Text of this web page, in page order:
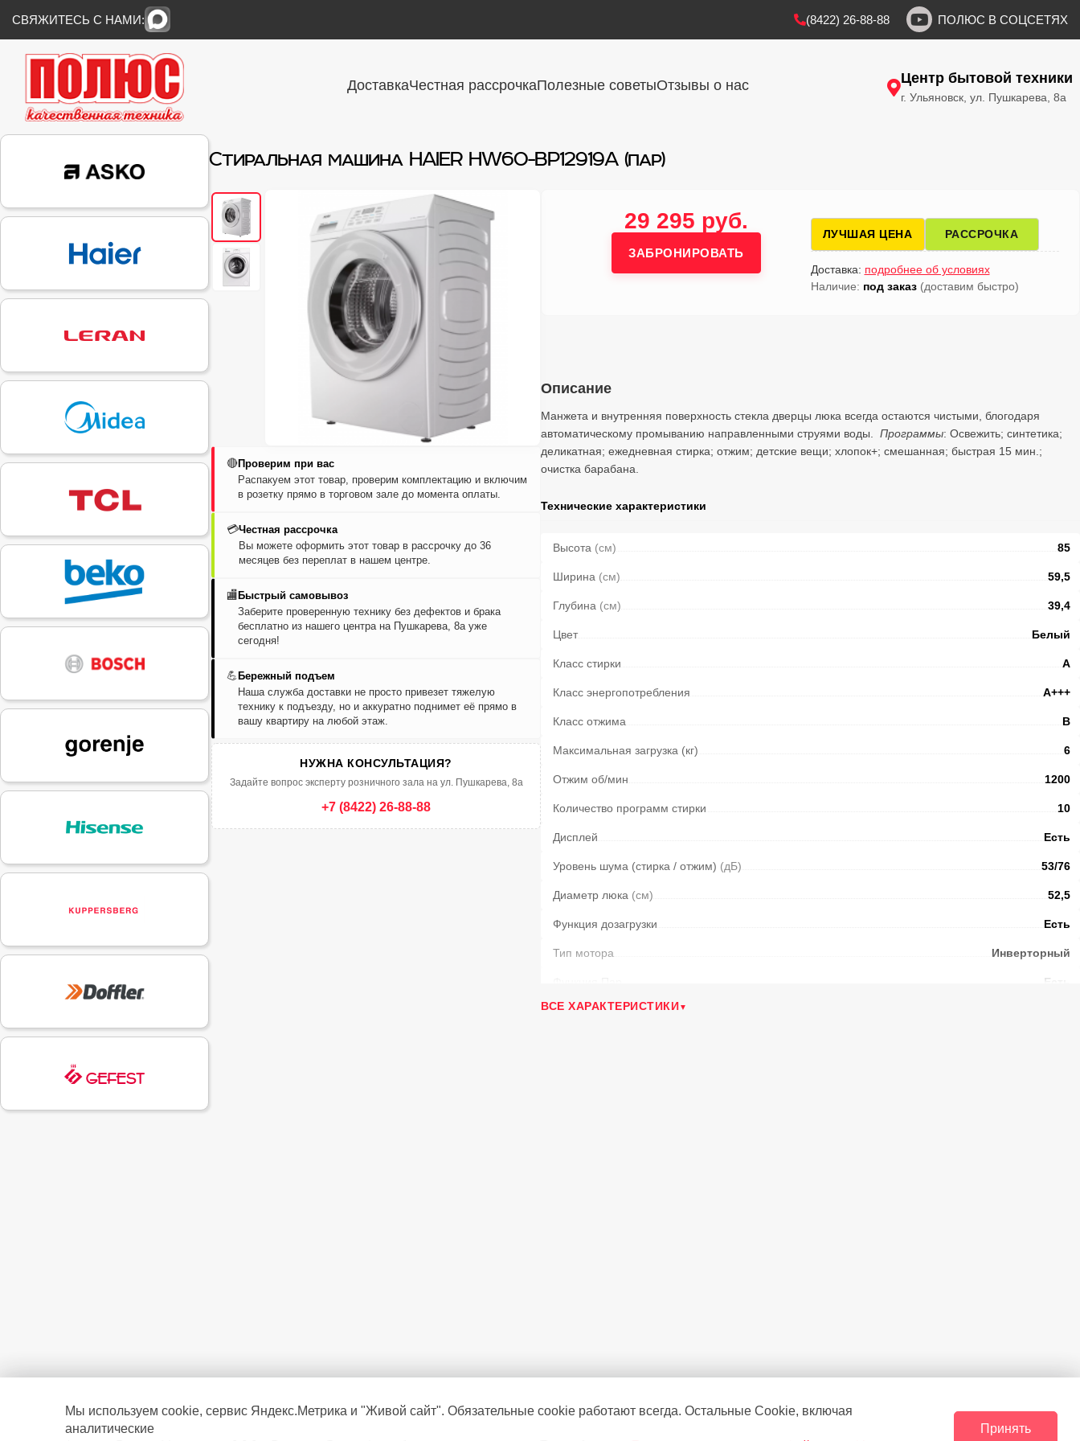
СВЯЖИТЕСЬ С НАМИ: (8422) 26-88-88 ПОЛЮС В СОЦСЕТЯХ
ДоставкаЧестная рассрочкаПолезные советыОтзывы о нас Центр бытовой техники
г. Ульяновск, ул. Пушкарева, 8а
Стиральная машина HAIER HW60-BP12919A (пар)
🔴Проверим при вас
Распакуем этот товар, проверим комплектацию и включим
в розетку прямо в торговом зале до момента оплаты.
💳Честная рассрочка
Вы можете оформить этот товар в рассрочку до 36
месяцев без переплат в нашем центре.
🏬 Быстрый самовывоз
Заберите проверенную технику без дефектов и брака
бесплатно из нашего центра на Пушкарева, 8а уже
сегодня!
💪 Бережный подъем
Наша служба доставки не просто привезет тяжелую
технику к подъезду, но и аккуратно поднимет её прямо в
вашу квартиру на любой этаж.
НУЖНА КОНСУЛЬТАЦИЯ?
Задайте вопрос эксперту розничного зала на ул. Пушкарева, 8а
+7 (8422) 26-88-88
29 295 руб.
ЗАБРОНИРОВАТЬ
ЛУЧШАЯ ЦЕНА РАССРОЧКА
Доставка: подробнее об условиях
Наличие: под заказ(доставим быстро)
Описание
Манжета и внутренняя поверхность стекла дверцы люка всегда остаются чистыми, блогодаря
автоматическому промыванию направленными струями воды. Программы: Освежить; синтетика;
деликатная; ежедневная стирка; отжим; детские вещи; хлопок+; смешанная; быстрая 15 мин.;
очистка барабана.
Технические характеристики
Высота (см) 85
Ширина (см) 59,5
Глубина (см) 39,4
Цвет Белый
Класс стирки A
Класс энергопотребления А+++
Класс отжима B
Максимальная загрузка (кг) 6
Отжим об/мин 1200
Количество программ стирки 10
Дисплей Есть
Уровень шума (стирка / отжим) (дБ) 53/76
Диаметр люка (см) 52,5
Функция дозагрузки Есть
Тип мотора Инверторный
Есть
Автовзвешивание
ВСЕ ХАРАКТЕРИСТИКИ
Мы используем cookie, сервис Яндекс.Метрика и "Живой сайт". Обязательные cookie работают всегда. Остальные Сookie, включая
аналитические
Принять